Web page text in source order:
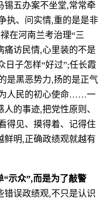
锡五办案不坐堂,常常牵
执、问实情,重的是是非
在河南兰考治理“三
痛访民情,心里装的不是
日子怎样“好过”;任长霞
是黑恶势力,扬的是正气
人民的初心使命……一
的事迹,把党性原则、
得见、摸得着、记得住
鲜明,正确政绩观就越有
“示众”,而是为了敲警
错误政绩观,不只是认识